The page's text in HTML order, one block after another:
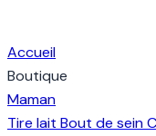
Accueil
Boutique
Maman
Tire lait Bout de sein